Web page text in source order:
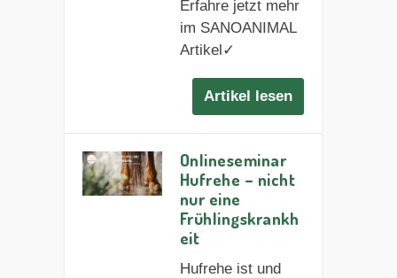
Erfahre jetzt mehr
im SANOANIMAL
Artikel✓
Artikel lesen
Onlineseminar
Hufrehe – nicht
nur eine
Frühlingskrankh
eit
Hufrehe ist und